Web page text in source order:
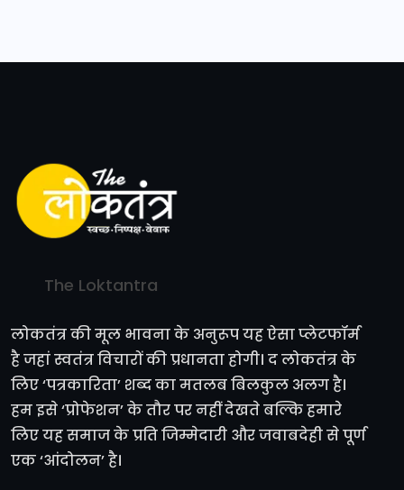
The Loktantra
लोकतंत्र की मूल भावना के अनुरूप यह ऐसा प्लेटफॉर्म
है जहां स्वतंत्र विचारों की प्रधानता होगी। द लोकतंत्र के
लिए ‘पत्रकारिता’ शब्द का मतलब बिलकुल अलग है।
हम इसे ‘प्रोफेशन’ के तौर पर नहीं देखते बल्कि हमारे
लिए यह समाज के प्रति जिम्मेदारी और जवाबदेही से पूर्ण
एक ‘आंदोलन’ है।